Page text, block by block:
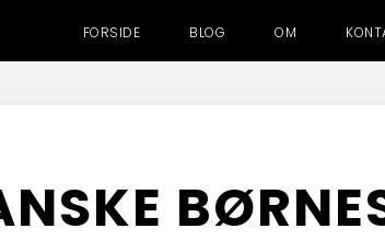
FORSIDE BLOG OM